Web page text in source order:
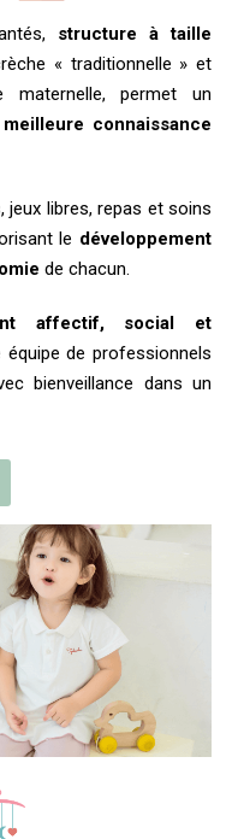
structure à taille
« traditionnelle » et
maternelle, permet un
connaissance
jeux libres, repas et soins
le développement
de chacun.
affectif, social et
équipe de professionnels
bienveillance dans un